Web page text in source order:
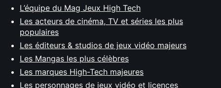
L’équipe du Mag Jeux High Tech
Les acteurs de cinéma, TV et séries les plus
populaires
Les éditeurs & studios de jeux vidéo majeurs
Les Mangas les plus célèbres
Les marques High-Tech majeures
Les personnages de jeux vidéo et licences